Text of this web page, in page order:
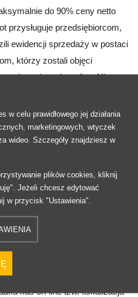
do 90% ceny netto
przysługuje przedsiębiorcom,
ewidencji sprzedaży w postaci
którzy zostali objęci
rejestrujących on-line. Nie ma
czy nievatowcami. Co
odliczenie możliwe jest dla
do użytku w ciągu 6
zgodnie z aktualnymi
kupować urządzenia
z niego również w innej formie
procedura związana z
O ile w przypadku kas z
przedsiębiorca musiał
o nadanie numeru
kas on-line tzw. fiskalizacja
w celu prawidłowego jej działania
marketingowych, wtyczek
wideo. Szczegóły znajdziesz w
plików cookies, kliknij
Jeżeli chcesz edytować
w przycisk "Ustawienia".